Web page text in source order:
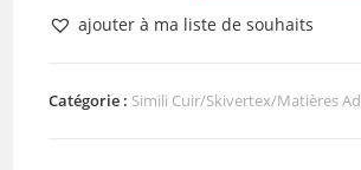
Simili
Pink
ajouter à ma liste de souhaits
Catégorie : Simili Cuir/Skivertex/Matières